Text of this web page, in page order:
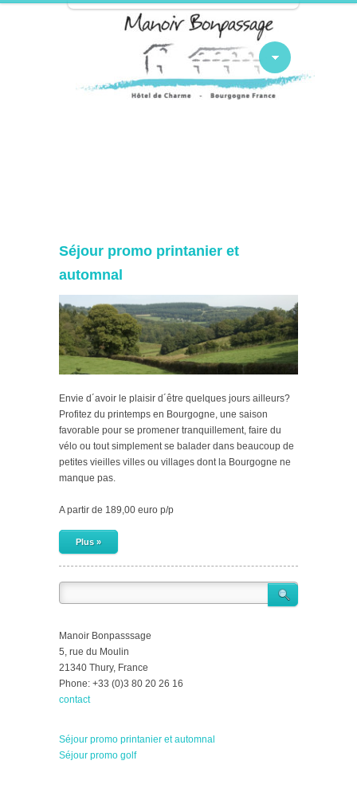
Séjour promo printanier et
automnal
Envie d´avoir le plaisir d´être quelques jours ailleurs?
Profitez du printemps en Bourgogne, une saison
favorable pour se promener tranquillement, faire du
vélo ou tout simplement se balader dans beaucoup de
petites vieilles villes ou villages dont la Bourgogne ne
manque pas.
A partir de 189,00 euro p/p
Plus »
Manoir Bonpasssage
5, rue du Moulin
21340 Thury, France
Phone: +33 (0)3 80 20 26 16
contact
Séjour promo printanier et automnal
Séjour promo golf